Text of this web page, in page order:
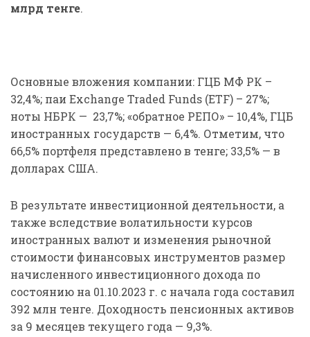
млрд тенге.
Основные вложения компании: ГЦБ МФ РК –
32,4%; паи Exchange Traded Funds (ETF) – 27%;
ноты НБРК — 23,7%; «обратное РЕПО» – 10,4%, ГЦБ
иностранных государств — 6,4%. Отметим, что
66,5% портфеля представлено в тенге; 33,5% — в
долларах США.
В результате инвестиционной деятельности, а
также вследствие волатильности курсов
иностранных валют и изменения рыночной
стоимости финансовых инструментов размер
начисленного инвестиционного дохода по
состоянию на 01.10.2023 г. с начала года составил
392 млн тенге. Доходность пенсионных активов
за 9 месяцев текущего года — 9,3%.